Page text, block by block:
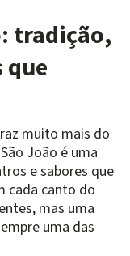
tradição,
que
muito mais do
João é uma
e sabores que
cada canto do
mas uma
uma das